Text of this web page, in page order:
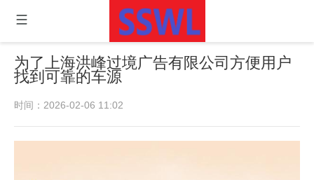
为了上海洪峰过境广告有限公司方便用户
找到可靠的车源
时间：2026-02-06 11:02